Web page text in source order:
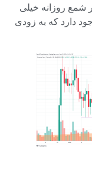
اگر شمع روزانه خیلی
دارد که به زودی